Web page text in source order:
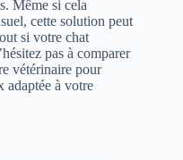
Même si cela
cette solution peut
si votre chat
pas à comparer
vétérinaire pour
adaptée à votre